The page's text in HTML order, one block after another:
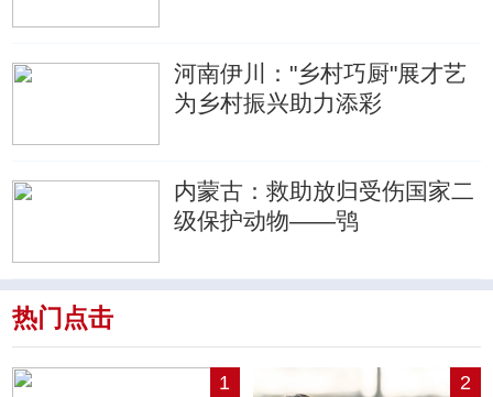
河南伊川："乡村巧厨"展才艺
为乡村振兴助力添彩
内蒙古：救助放归受伤国家二
级保护动物——鸮
热门点击
1 2